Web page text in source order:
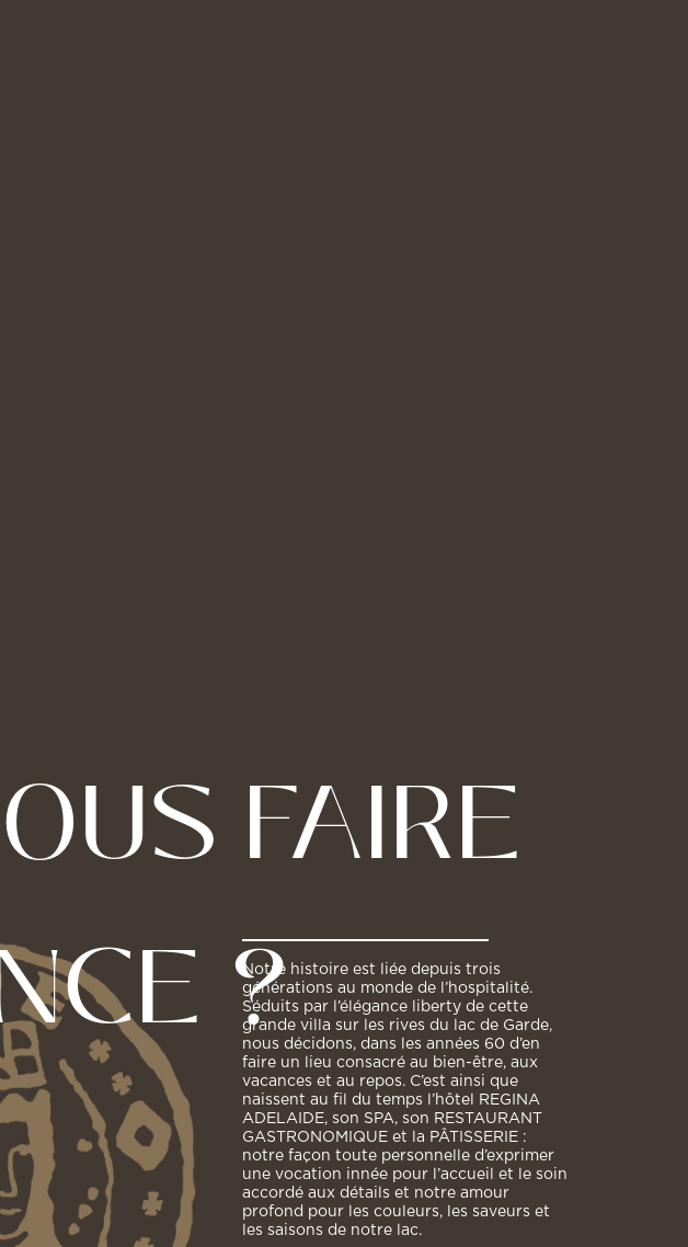
FAIRE
?
Notre histoire est liée depuis trois
générations au monde de l’hospitalité.
Séduits par l’élégance liberty de cette
grande villa sur les rives du lac de Garde,
nous décidons, dans les années 60 d’en
faire un lieu consacré au bien-être, aux
vacances et au repos. C’est ainsi que
naissent au fil du temps l’hôtel REGINA
ADELAIDE, son SPA, son RESTAURANT
GASTRONOMIQUE et la PÂTISSERIE :
notre façon toute personnelle d’exprimer
une vocation innée pour l’accueil et le soin
accordé aux détails et notre amour
profond pour les couleurs, les saveurs et
les saisons de notre lac.